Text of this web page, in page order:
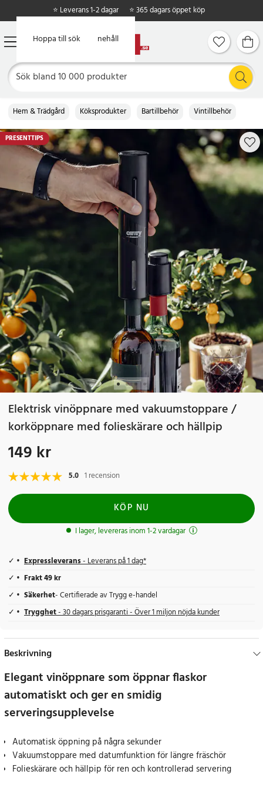
Hoppa till huvudinnehåll
Hoppa till sök
⭐ Leverans 1-2 dagar ⭐ 365 dagars öppet köp
Hem & Trädgård Köksprodukter Bartillbehör Vintillbehör
PRESENTTIPS
Elektrisk vinöppnare med vakuumstoppare /
korköppnare med folieskärare och hällpip
Pris:149 kr
149 kr
5.0 1 recension
KÖP NU
I lager, levereras inom 1-2 vardagar
Expressleverans- Leverans på 1 dag*
Frakt 49 kr
Säkerhet- Certifierade av Trygg e-handel
Trygghet- 30 dagars prisgaranti - Över 1 miljon nöjda kunder
Beskrivning
Elegant vinöppnare som öppnar flaskor
automatiskt och ger en smidig
serveringsupplevelse
Automatisk öppning på några sekunder
Vakuumstoppare med datumfunktion för längre fräschör
Folieskärare och hällpip för ren och kontrollerad servering